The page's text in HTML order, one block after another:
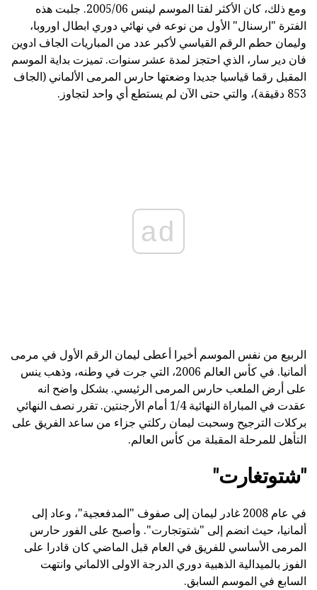
ومع ذلك، كان الأكثر لفتا الموسم لينس 2005/06. جلبت هذه
الفترة "ارسنال" الأول من نوعه في نهائي دوري ابطال اوروبا،
وليمان حطم الرقم القياسي لأكبر عدد من المباريات الجاف ادوين
فان دير سار، الذي احتجز لمدة عشر سنوات. تميزت بداية الموسم
المقبل رقما قياسيا جديدا وضعتها حارس المرمى الألماني (الجاف
853 دقيقة)، والتي حتى الآن لم يستطع أي واحد لتجاوز.
ad
الربيع من نفس الموسم أخيرا أعطى ليمان الرقم الأول في مرمى
ألمانيا. في كأس العالم 2006، التي جرت في وطنه، وذهب ينس
على أرض الملعب حارس المرمى الرئيسي. بشكل واضح انه
عقدت في المباراة النهائية 1/4 أمام الأرجنتين. تقرر نصف النهائي
بركلات الترجيح وسحبت ليمان ركلتي جزاء من ساعد الفريق على
التأهل للمرحلة المقبلة من كأس العالم.
"شتوتغارت"
في عام 2008 غادر ليمان إلى صفوف "المدفعجية"، وعاد إلى
ألمانيا، حيث انضم إلى "شتوتجارت". وأصبح على الفور حارس
المرمى الأساسي للفريق في العام قبل الماضي كان قادرا على
الفوز بالميدالية الذهبية دوري الدرجة الاولى الالماني وانتهت
السابع في الموسم السابق.